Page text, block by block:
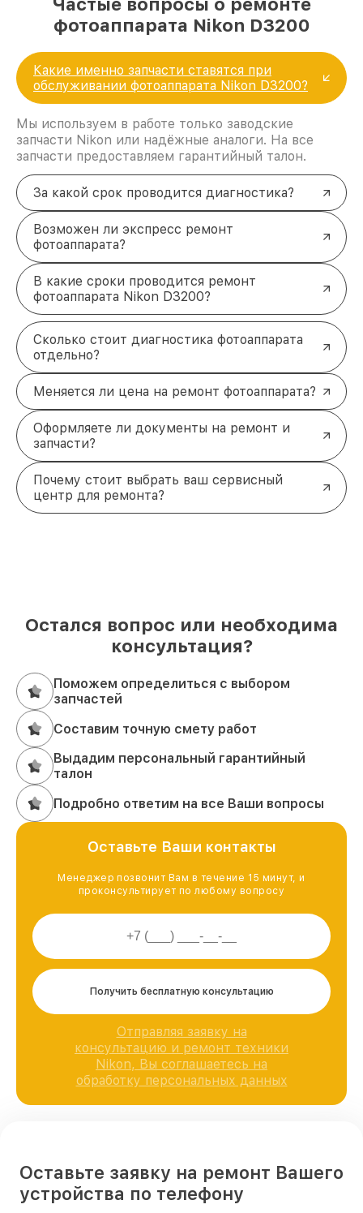
фотоаппарата Nikon D3200
Какие именно запчасти ставятся при
обслуживании фотоаппарата Nikon D3200?
Мы используем в работе только заводские
запчасти Nikon или надёжные аналоги. На все
запчасти предоставляем гарантийный талон.
За какой срок проводится диагностика?
Возможен ли экспресс ремонт
фотоаппарата?
В какие сроки проводится ремонт
фотоаппарата Nikon D3200?
Сколько стоит диагностика фотоаппарата
отдельно?
Меняется ли цена на ремонт фотоаппарата?
Оформляете ли документы на ремонт и
запчасти?
Почему стоит выбрать ваш сервисный
центр для ремонта?
Остался вопрос или необходима
консультация?
Поможем определиться с выбором
запчастей
Составим точную смету работ
Выдадим персональный гарантийный
талон
Подробно ответим на все Ваши вопросы
Оставьте Ваши контакты
Менеджер позвонит Вам в течение 15 минут, и
проконсультирует по любому вопросу
Получить бесплатную консультацию
Отправляя заявку на
консультацию и ремонт техники
Nikon, Вы соглашаетесь на
обработку персональных данных
Оставьте заявку на ремонт Вашего
устройства по телефону